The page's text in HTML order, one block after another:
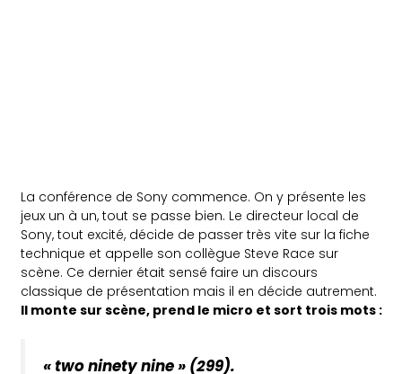
La conférence de Sony commence. On y présente les
jeux un à un, tout se passe bien. Le directeur local de
Sony, tout excité, décide de passer très vite sur la fiche
technique et appelle son collègue Steve Race sur
scène. Ce dernier était sensé faire un discours
classique de présentation mais il en décide autrement.
Il monte sur scène, prend le micro et sort trois mots :
« two ninety nine » (299).